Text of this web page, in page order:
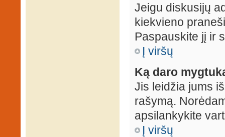
Jeigu diskusijų
kiekvieno
Paspauskite jį ir
Į viršų
Ką daro
Jis leidžia jums
rašymą.
apsilankykite
Į viršų